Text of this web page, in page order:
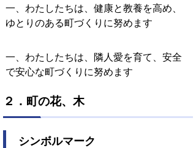
一、わたしたちは、健康と教養を高め、
ゆとりのある町づくりに努めます
一、わたしたちは、隣人愛を育て、安全
で安心な町づくりに努めます
２．町の花、木
シンボルマーク